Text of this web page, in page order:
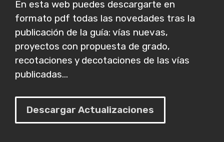
En esta web puedes descargarte en
formato pdf todas las novedades tras la
publicación de la guía: vías nuevas,
proyectos con propuesta de grado,
recotaciones y decotaciones de las vías
publicadas...
Descargar Actualizaciones